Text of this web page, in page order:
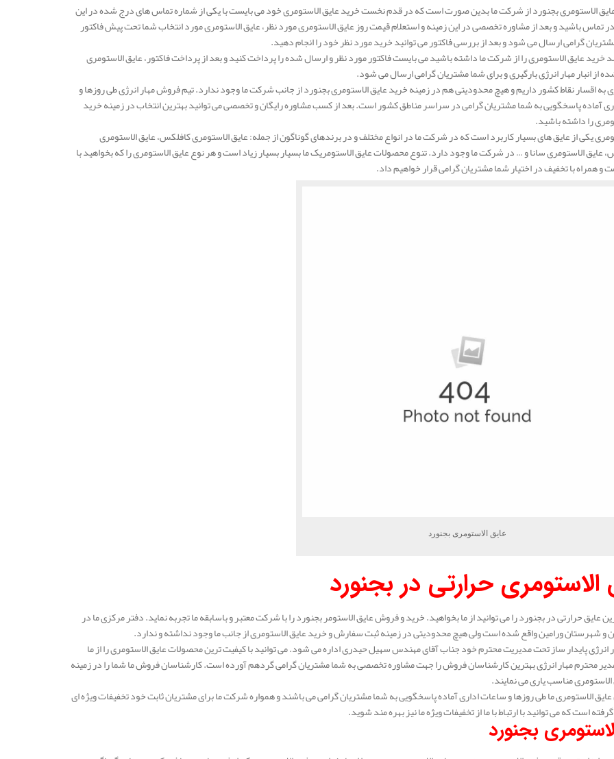
الاستومری بجنورد از شرکت ما بدین صورت است که در قدم نخست خرید عایق الاستومری خود می بایست با یکی از شماره تماس های درج شده در این
تماس باشید و بعد از مشاوره تخصصی در این زمینه و استعلام قیمت روز عایق الاستومری مورد نظر، عایق الاستومری مورد انتخاب شما تحت پیش فاکتور
گرامی ارسال می شود و بعد از بررسی فاکتور می توانید خرید مورد نظر خود را انجام دهید.
خرید عایق الاستومری را از شرکت ما داشته باشید می بایست فاکتور مورد نظر و ارسال شده را پرداخت کنید و بعد از پرداخت فاکتور، عایق الاستومری
از انبار مهار انرژی بارگیری و برای شما مشتریان گرامی ارسال می شود.
به اقسار نقاط کشور داریم و هیچ محدودیتی هم در زمینه خرید عایق الاستومری بجنورد از جانب شرکت ما وجود ندارد. تیم فروش مهار انرژی طی روزها و
آماده پاسخگویی به شما مشتریان گرامی در سراسر مناطق کشور است. بعد از کسب مشاوره رایگان و تخصصی می توانید بهترین انتخاب در زمینه خرید
را داشته باشید.
یکی از عایق های بسیار کاربرد است که در شرکت ما در انواع مختلف و در برندهای گوناگون از جمله: عایق الاستومری کافلکس، عایق الاستومری
عایق الاستومری سانا و … در شرکت ما وجود دارد. تنوع محصولات عایق الاستومریک ما بسیار بسیار زیاد است و هر نوع عایق الاستومری را که بخواهید با
و همراه با تخفیف در اختیار شما مشتریان گرامی قرار خواهیم داد.
عایق الاستومری بجنورد
الاستومری حرارتی در بجنورد
عایق حرارتی در بجنورد را می توانید از ما بخواهید. خرید و فروش عایق الاستومر بجنورد را با شرکت معتبر و باسابقه ما تجربه نماید. دفتر مرکزی ما در
و شهرستان ورامین واقع شده است ولی هیچ محدودیتی در زمینه ثبت سفارش و خرید عایق الاستومری از جانب ما وجود نداشته و ندارد.
پایدار ساز تحت مدیریت محترم خود جناب آقای مهندس سهیل حیدری اداره می شود. می توانید با کیفیت ترین محصولات عایق الاستومری را از ما
محترم مهار انرژی بهترین کارشناسان فروش را جهت مشاوره تخصصی به شما مشتریان گرامی گردهم آورده است. کارشناسان فروش ما شما را در زمینه
مناسب یاری می نمایند.
الاستومری ما طی روزها و ساعات اداری آماده پاسخگویی به شما مشتریان گرامی می باشند و همواره شرکت ما برای مشتریان ثابت خود تخفیفات ویژه ای
است که می توانید با ارتباط با ما از تخفیفات ویژه ما نیز بهره مند شوید.
بجنورد